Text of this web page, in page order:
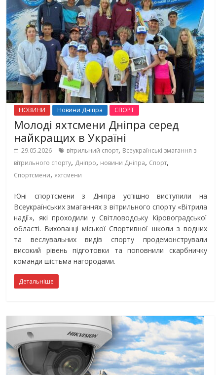
НОВИНИ Новини Дніпра СПОРТ
Молоді яхтсмени Дніпра серед
найкращих в Україні
29.05.2026 вітрильний спорт, Всеукраїнські змагання з
вітрильного спорту, Дніпро, новини Дніпра, Спорт,
Спортсмени, яхтсмени
Юні спортсмени з Дніпра успішно виступили на
Всеукраїнських змаганнях з вітрильного спорту «Вітрила
надії», які проходили у Світловодську Кіровоградської
області. Вихованці міської Спортивної школи з водних
та веслувальних видів спорту продемонстрували
високий рівень підготовки та поповнили скарбничку
команди шістьма нагородами.
Детальніше